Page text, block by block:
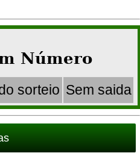
Número
sorteio Sem saida